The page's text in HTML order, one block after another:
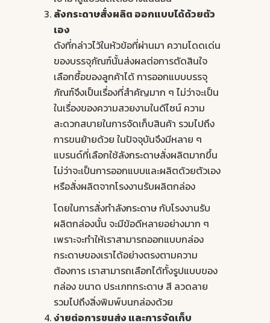
ลังกระดาษสั่งผลิต ออกแบบได้ด้วยตัว
เอง
ดังที่กล่าวไว้ในหัวข้อที่ผ่านมา ความโดดเด่น
ของบรรจุภัณฑ์นั้นส่งผลต่อการตัดสินใจ
เลือกซื้อของลูกค้าได้ การออกแบบบรรจุ
ภัณฑ์จึงเป็นเรื่องที่สำคัญมาก ๆ ไม่ว่าจะเป็น
ในเรื่องของความสวยงามในดีไซน์ ความ
สะดวกสบายในการจัดเก็บสินค้า รวมไปถึง
การขนย้ายด้วย ในปัจจุบันจึงมีหลาย ๆ
แบรนด์ที่เลือกใช้ลังกระดาษสั่งผลิตมากขึ้น
ไม่ว่าจะเป็นการออกแบบและผลิตด้วยตัวเอง
หรือสั่งผลิตจากโรงงานรับผลิตกล่อง
โดยในการสั่งทำลังกระดาษกับโรงงานรับ
ผลิตกล่องนั้น จะมีข้อดีหลายอย่างมาก ๆ
เพราะจะทำให้เราสามารถออกแบบกล่อง
กระดาษของเราได้อย่างตรงตามความ
ต้องการ เราสามารถเลือกได้ทั้งรูปแบบของ
กล่อง ขนาด ประเภทกระดาษ สี ลวดลาย
รวมไปถึงสิ่งพิมพ์บนกล่องด้วย
ง่ายต่อการขนส่ง และการจัดเก็บ